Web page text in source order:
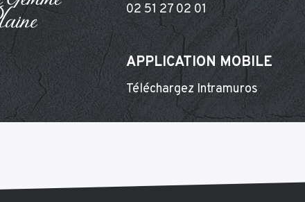
02 51 27 02 01
APPLICATION MOBILE
Téléchargez Intramuros